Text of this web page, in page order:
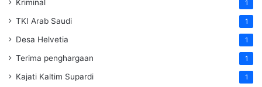
Kriminal 1
TKI Arab Saudi 1
Desa Helvetia 1
Terima penghargaan 1
Kajati Kaltim Supardi 1